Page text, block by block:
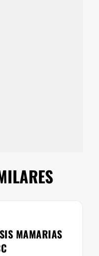
MAMARIAS